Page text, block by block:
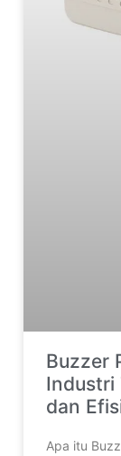
Buzzer
Industri
dan
Apa itu